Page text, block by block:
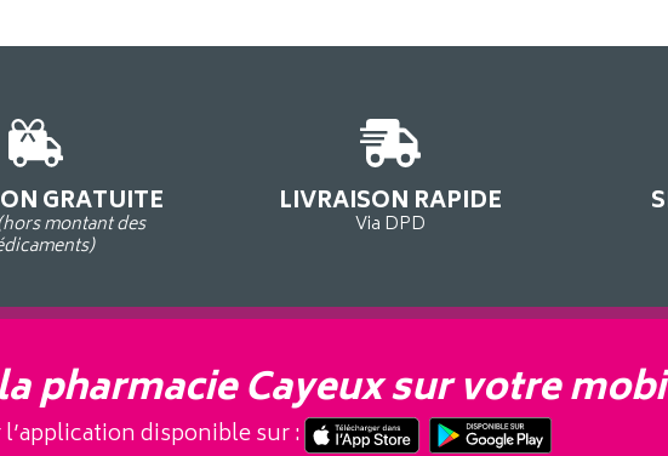
GRATUITE
montant des
LIVRAISON RAPIDE
Via DPD
pharmacie Cayeux sur votre
disponible sur :